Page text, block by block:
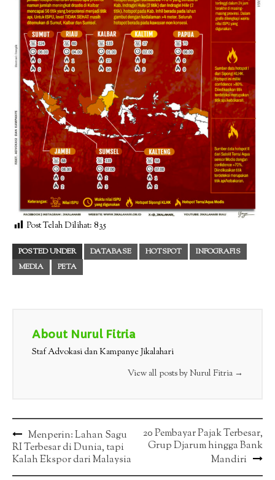
Post Telah Dilihat: 835
POSTED UNDER DATABASE HOTSPOT
INFOGRAFIS
MEDIA
PETA
About Nurul Fitria
Staf Advokasi dan Kampanye Jikalahari
View all posts by Nurul Fitria →
Post
navigation
Menperin: Lahan Sagu
RI Terbesar di Dunia, tapi
Kalah Ekspor dari Malaysia
20 Pembayar Pajak Terbesar,
Grup Djarum hingga Bank
Mandiri